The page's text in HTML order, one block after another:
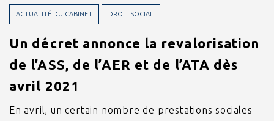
ACTUALITÉ DU CABINET DROIT SOCIAL
Un décret annonce la revalorisation
de l’ASS, de l’AER et de l’ATA dès
avril 2021
En avril, un certain nombre de prestations sociales